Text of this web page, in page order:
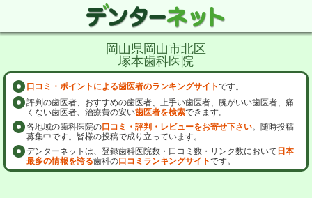
岡山県岡山市北区
塚本歯科医院
口コミ・ポイントによる歯医者のランキングサイトです。
評判の歯医者、おすすめの歯医者、上手い歯医者、腕がいい歯医者、痛
くない歯医者、治療費の安い歯医者を検索できます。
各地域の歯科医院の口コミ・評判・レビューをお寄せ下さい。随時投稿
募集中です。皆様の投稿で成り立っています。
デンターネットは、登録歯科医院数・口コミ数・リンク数において 日本
最多の情報を誇る歯科の口コミランキングサイトです。